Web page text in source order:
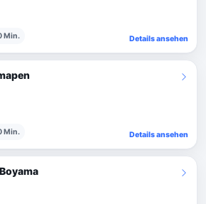
Min. Details ansehen
Min. Details ansehen